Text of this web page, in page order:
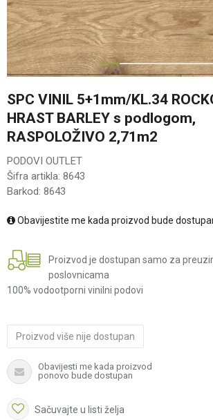
1 2 3 4 5
SPC VINIL 5+1mm/KL.34
HRAST BARLEY s podlogom,
RASPOLOŽIVO 2,71m2
PODOVI OUTLET
Šifra artikla: 8643
Barkod: 8643
Obavijestite me kada proizvod bude
Proizvod je dostupan samo za
poslovnicama
100% vodootporni vinilni podovi
Proizvod više nije dostupan
Obavijesti me kada proizvod
ponovo bude dostupan
Sačuvajte u listi želja